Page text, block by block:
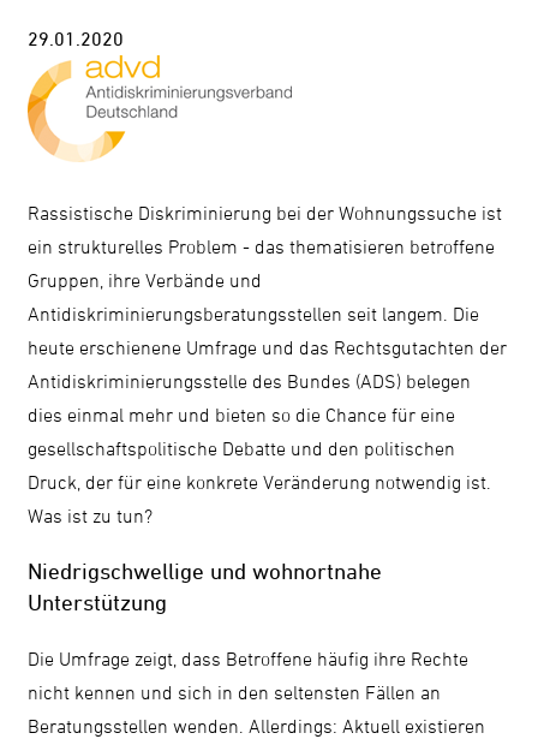
29.01.2020
Rassistische Diskriminierung bei der Wohnungssuche ist
ein strukturelles Problem - das thematisieren betroffene
Gruppen, ihre Verbände und
Antidiskriminierungsberatungsstellen seit langem. Die
heute erschienene Umfrage und das Rechtsgutachten der
Antidiskriminierungsstelle des Bundes (ADS) belegen
dies einmal mehr und bieten so die Chance für eine
gesellschaftspolitische Debatte und den politischen
Druck, der für eine konkrete Veränderung notwendig ist.
Was ist zu tun?
Niedrigschwellige und wohnortnahe
Unterstützung
Die Umfrage zeigt, dass Betroffene häufig ihre Rechte
nicht kennen und sich in den seltensten Fällen an
Beratungsstellen wenden. Allerdings: Aktuell existieren